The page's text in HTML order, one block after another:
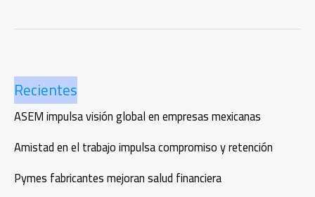
pymes
con
inteligencia
artificial
Recientes
ASEM impulsa visión global en empresas mexicanas
Amistad en el trabajo impulsa compromiso y retención
Pymes fabricantes mejoran salud financiera